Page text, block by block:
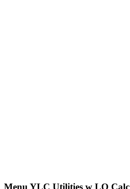
Menu YLC Utilities w LO Calc